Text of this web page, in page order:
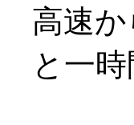
高速
と一